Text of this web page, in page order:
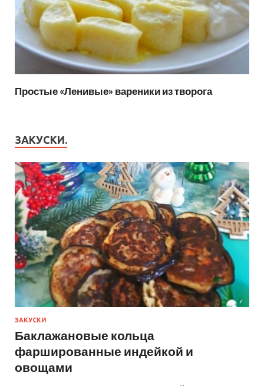
Простые «Ленивые» вареники из творога
ЗАКУСКИ.
ЗАКУСКИ
Баклажановые кольца
фаршированные индейкой и
овощами